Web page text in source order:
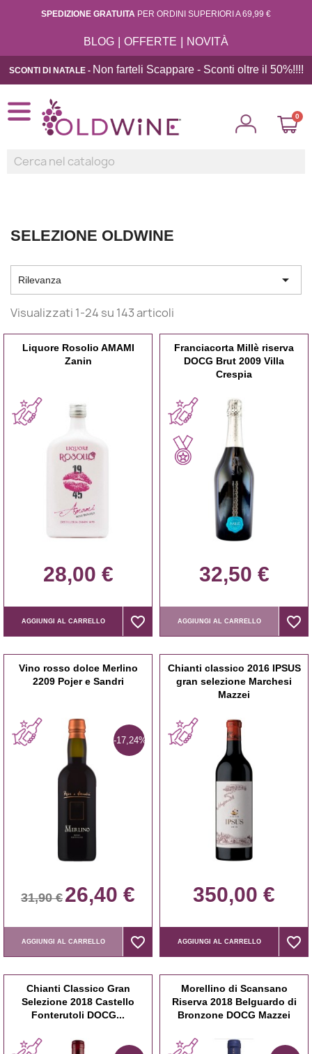
SPEDIZIONE GRATUITA PER ORDINI SUPERIORI A 69,99 €
BLOG | OFFERTE | NOVITÀ
SCONTI DI NATALE - Non farteli Scappare - Sconti oltre il 50%!!!!
SELEZIONE OLDWINE
Rilevanza 
Visualizzati 1-24 su 143 articoli
Liquore Rosolio AMAMI
Zanin
28,00 €
AGGIUNGI AL CARRELLO favorite_border
favorite_border
Franciacorta Millè riserva
DOCG Brut 2009 Villa
Crespia
32,50 €
AGGIUNGI AL CARRELLO favorite_border
favorite_border
Vino rosso dolce Merlino
2209 Pojer e Sandri
-17,24%
31,90 € 26,40 €
AGGIUNGI AL CARRELLO favorite_border
favorite_border
Chianti classico 2016 IPSUS
gran selezione Marchesi
Mazzei
350,00 €
AGGIUNGI AL CARRELLO favorite_border
favorite_border
Chianti Classico Gran
Selezione 2018 Castello
Fonterutoli DOCG...
Morellino di Scansano
Riserva 2018 Belguardo di
Bronzone DOCG Mazzei